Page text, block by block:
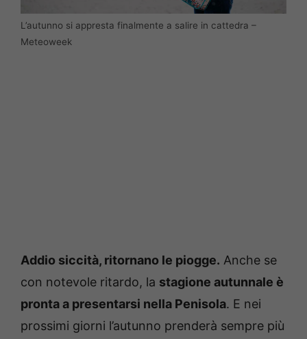
L’autunno si appresta finalmente a salire in cattedra –
Meteoweek
Addio siccità, ritornano le piogge. Anche se
con notevole ritardo, la stagione autunnale è
pronta a presentarsi nella Penisola. E nei
prossimi giorni l’autunno prenderà sempre più